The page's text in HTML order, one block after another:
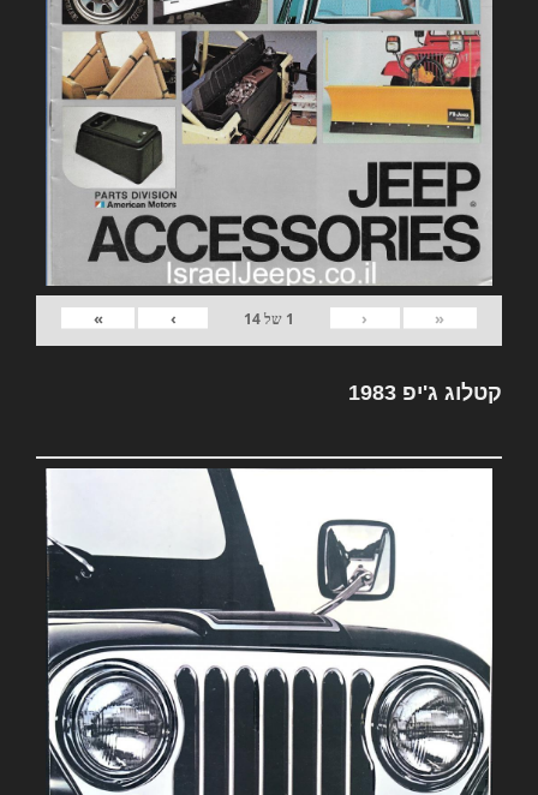
«
‹
1 של14
›
»
קטלוג ג'יפ 1983